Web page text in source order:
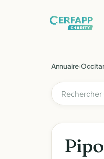
Annuaire›